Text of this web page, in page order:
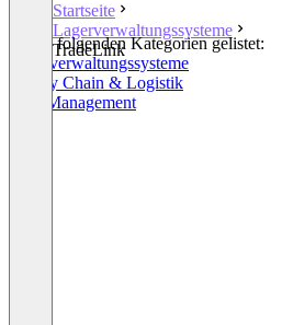
Startseite
Lagerverwaltungssysteme
TradeLink
In den folgenden Kategorien gelistet:
Lagerverwaltungssysteme
Supply Chain & Logistik
Yard Management